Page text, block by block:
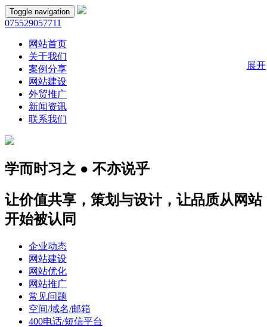
Toggle navigation
075529057711
网站首页
关于我们
案例分享
网站建设
外贸推广
新闻资讯
联系我们
学而时习之 ● 不亦说乎
让价值共享，策划与设计，让品质从网站
开始被认同
企业动态
网站建设
网站优化
网站推广
常见问题
空间/域名/邮箱
400电话/短信平台
展开